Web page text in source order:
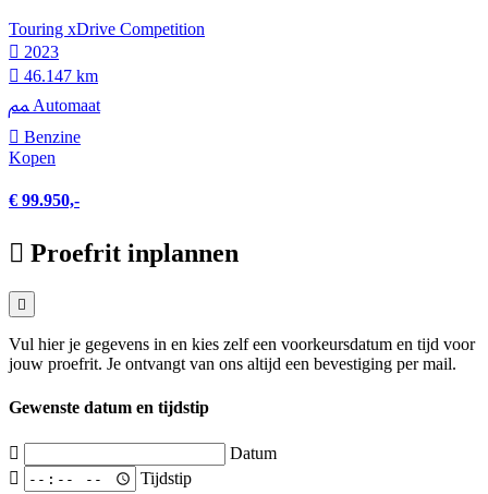
Touring xDrive Competition
2023
46.147 km
Automaat
Benzine
Kopen
€ 99.950,-
Proefrit inplannen
Vul hier je gegevens in en kies zelf een voorkeursdatum en tijd voor
jouw proefrit. Je ontvangt van ons altijd een bevestiging per mail.
Gewenste datum en tijdstip
Datum
Tijdstip